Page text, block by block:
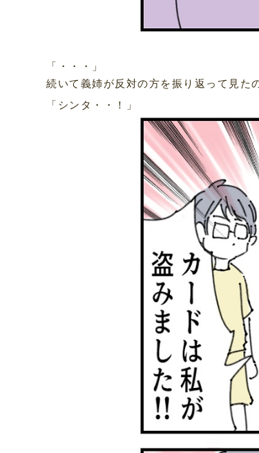
「・・・」
続いて義姉が反対の方を振り返って見た
「シンタ・・！」